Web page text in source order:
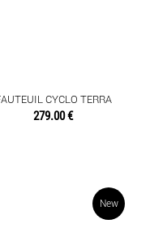
CYCLO TERRA
279.00 €
New